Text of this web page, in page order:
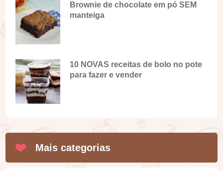
Brownie de chocolate em pó SEM
manteiga
10 NOVAS receitas de bolo no pote
para fazer e vender
Mais categorias